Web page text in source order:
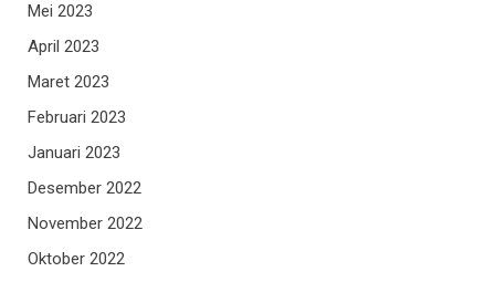
Mei 2023
April 2023
Maret 2023
Februari 2023
Januari 2023
Desember 2022
November 2022
Oktober 2022